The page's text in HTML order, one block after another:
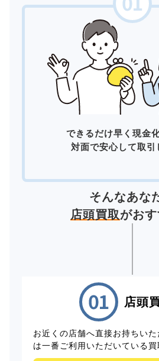
できるだけ早く現金
対面で安心して取引
そんなあな
店頭買取がおす
店頭
お近くの店舗へ直接お持ちいた
は一番ご利用いただいている買